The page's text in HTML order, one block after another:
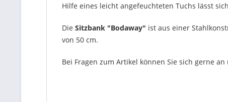
Hilfe eines leicht angefeuchteten Tuchs lässt
Die Sitzbank "Bodaway" ist aus einer
von 50 cm.
Bei Fragen zum Artikel können Sie sich gerne